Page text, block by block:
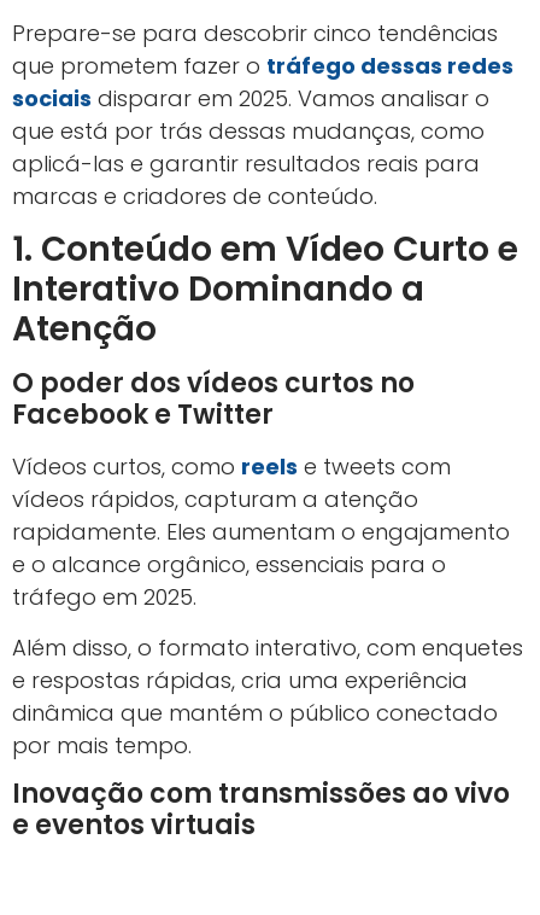
Prepare-se para descobrir cinco tendências
que prometem fazer o tráfego dessas redes
sociais disparar em 2025. Vamos analisar o
que está por trás dessas mudanças, como
aplicá-las e garantir resultados reais para
marcas e criadores de conteúdo.
1. Conteúdo em Vídeo Curto e
Interativo Dominando a
Atenção
O poder dos vídeos curtos no
Facebook e Twitter
Vídeos curtos, como reels e tweets com
vídeos rápidos, capturam a atenção
rapidamente. Eles aumentam o engajamento
e o alcance orgânico, essenciais para o
tráfego em 2025.
Além disso, o formato interativo, com enquetes
e respostas rápidas, cria uma experiência
dinâmica que mantém o público conectado
por mais tempo.
Inovação com transmissões ao vivo
e eventos virtuais